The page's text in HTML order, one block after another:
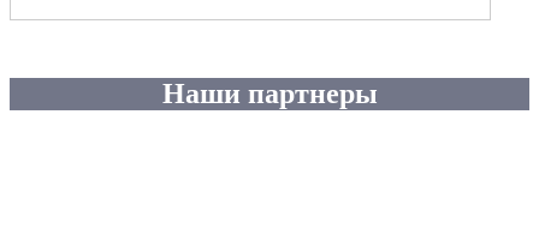
Наши партнеры